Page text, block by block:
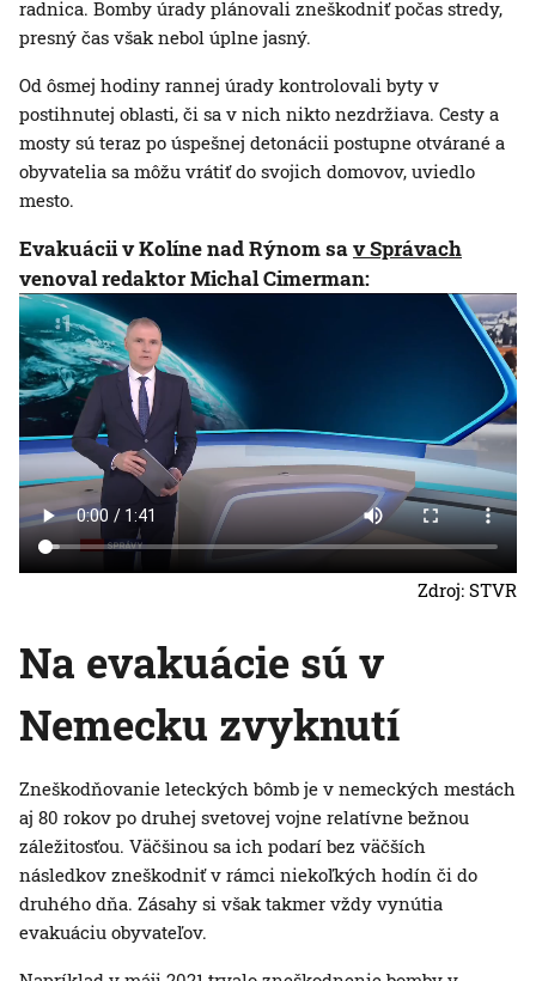
radnica. Bomby úrady plánovali zneškodniť počas stredy,
presný čas však nebol úplne jasný.
Od ôsmej hodiny rannej úrady kontrolovali byty v
postihnutej oblasti, či sa v nich nikto nezdržiava. Cesty a
mosty sú teraz po úspešnej detonácii postupne otvárané a
obyvatelia sa môžu vrátiť do svojich domovov, uviedlo
mesto.
Evakuácii v Kolíne nad Rýnom sav Správach
venoval redaktor Michal Cimerman:
Zdroj: STVR
Na evakuácie sú v
Nemecku zvyknutí
Zneškodňovanie leteckých bômb je v nemeckých mestách
aj 80 rokov po druhej svetovej vojne relatívne bežnou
záležitosťou. Väčšinou sa ich podarí bez väčších
následkov zneškodniť v rámci niekoľkých hodín či do
druhého dňa. Zásahy si však takmer vždy vynútia
evakuáciu obyvateľov.